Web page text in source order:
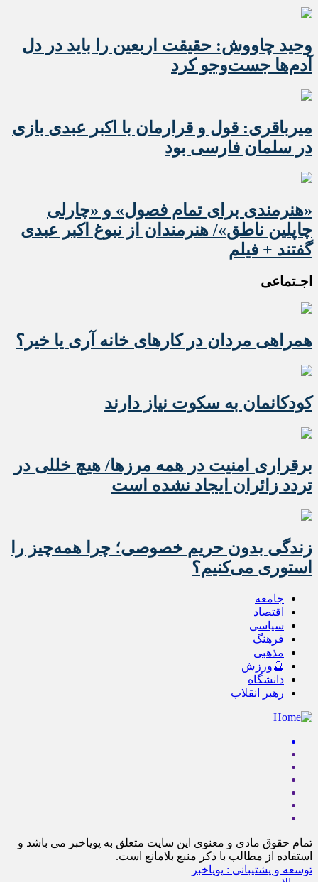
وحید چاووش: حقیقت اربعین را باید در دل
آدم‌ها جست‌وجو کرد
میرباقری: قول و قرارمان با اکبر عبدی بازی
در سلمان فارسی بود
«هنرمندی برای تمام فصول» و «چارلی
چاپلین ناطق»/ هنرمندان از نبوغ اکبر عبدی
گفتند + فیلم
اجـتماعی
همراهی مردان در کارهای خانه آری یا خیر؟
کودکانمان به سکوت نیاز دارند
برقراری امنیت در همه مرزها/ هیچ‌ خللی در
تردد زائران ایجاد نشده است
زندگی بدون حریم خصوصی؛ چرا همه‌چیز را
استوری می‌کنیم؟
جامعه
اقتصاد
سیاسی
فرهنگ
مذهبی
🔮ورزش
دانشگاه
رهبر انقلاب
تمام حقوق مادی و معنوی این سایت متعلق به پویاخبر می باشد و
استفاده از مطالب با ذکر منبع بلامانع است.
توسعه و پشتیبانی : پویاخبر